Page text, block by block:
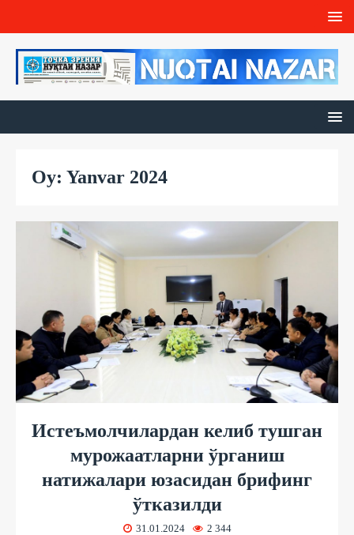
Oy: Yanvar 2024
Истеъмолчилардан келиб тушган
мурожаатларни ўрганиш
натижалари юзасидан брифинг
ўтказилди
31.01.2024 2 344